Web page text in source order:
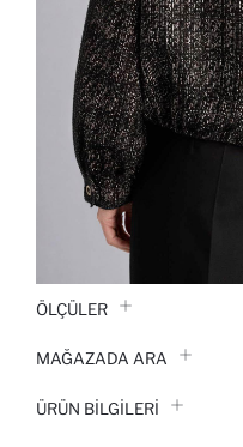
ÖLÇÜLER
MAĞAZADA ARA
ÜRÜN BILGILERI